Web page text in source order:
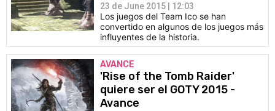
23 de June 2015 | 12:03
Los juegos del Team Ico se han
convertido en algunos de los juegos más
influyentes de la historia.
AVANCE
'Rise of the Tomb Raider'
quiere ser el GOTY 2015 -
Avance